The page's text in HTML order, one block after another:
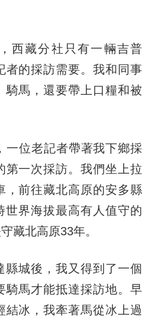
藏分社只有一輛吉普
者的採訪需要。我和同事
騎馬，還要帶上口糧和被
位老記者帶著我下鄉採
第一次採訪。我們坐上拉
，前往藏北高原的安多縣
界海拔最高有人值守的
藏北高原33年。
城後，我又得到了一個
騎馬才能抵達採訪地。早
結冰，我牽著馬從冰上過